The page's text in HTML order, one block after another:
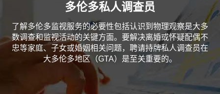
多伦多私人调查员
了解多伦多监视服务的必要性包括认识到物理观察是大多
数调查和监视活动的关键方面。要解决离婚或怀疑配偶不
忠等家庭、子女或婚姻相关问题，聘请持牌私人调查员在
大多伦多地区（GTA）是至关重要的。